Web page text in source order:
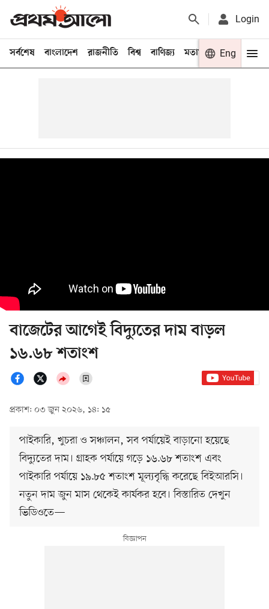
Login
সর্বশেষ বাংলাদেশ রাজনীতি বিশ্ব বাণিজ্য মতামত খেলা
Eng
বাজেটের আগেই বিদ্যুতের দাম বাড়ল
১৬.৬৮ শতাংশ
প্রকাশ: ০৩ জুন ২০২৬, ১৪: ১৫
পাইকারি, খুচরা ও সঞ্চালন, সব পর্যায়েই বাড়ানো হয়েছে
বিদ্যুতের দাম। গ্রাহক পর্যায়ে গড়ে ১৬.৬৮ শতাংশ এবং
পাইকারি পর্যায়ে ১৯.৮৫ শতাংশ মূল্যবৃদ্ধি করেছে বিইআরসি।
নতুন দাম জুন মাস থেকেই কার্যকর হবে। বিস্তারিত দেখুন
ভিডিওতে—